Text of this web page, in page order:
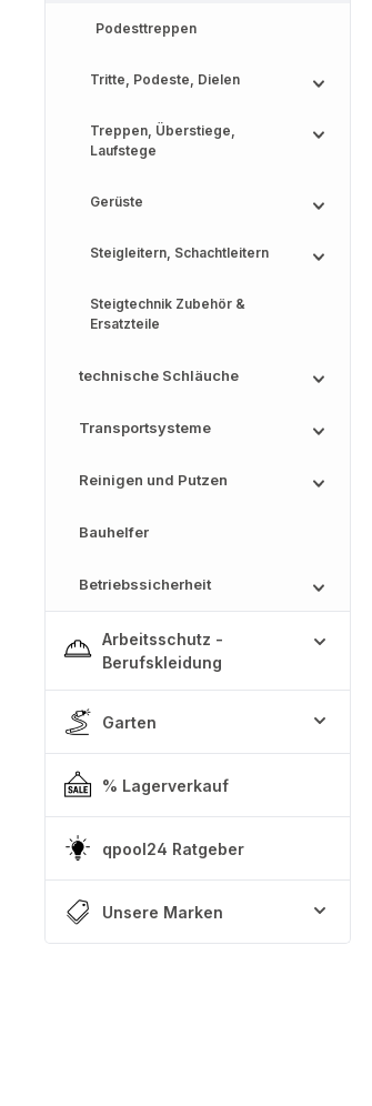
Podesttreppen
Tritte, Podeste, Dielen
Treppen, Überstiege,
Laufstege
Gerüste
Steigleitern, Schachtleitern
Steigtechnik Zubehör &
Ersatzteile
technische Schläuche
Transportsysteme
Reinigen und Putzen
Bauhelfer
Betriebssicherheit
Arbeitsschutz -
Berufskleidung
Garten
% Lagerverkauf
qpool24 Ratgeber
Unsere Marken